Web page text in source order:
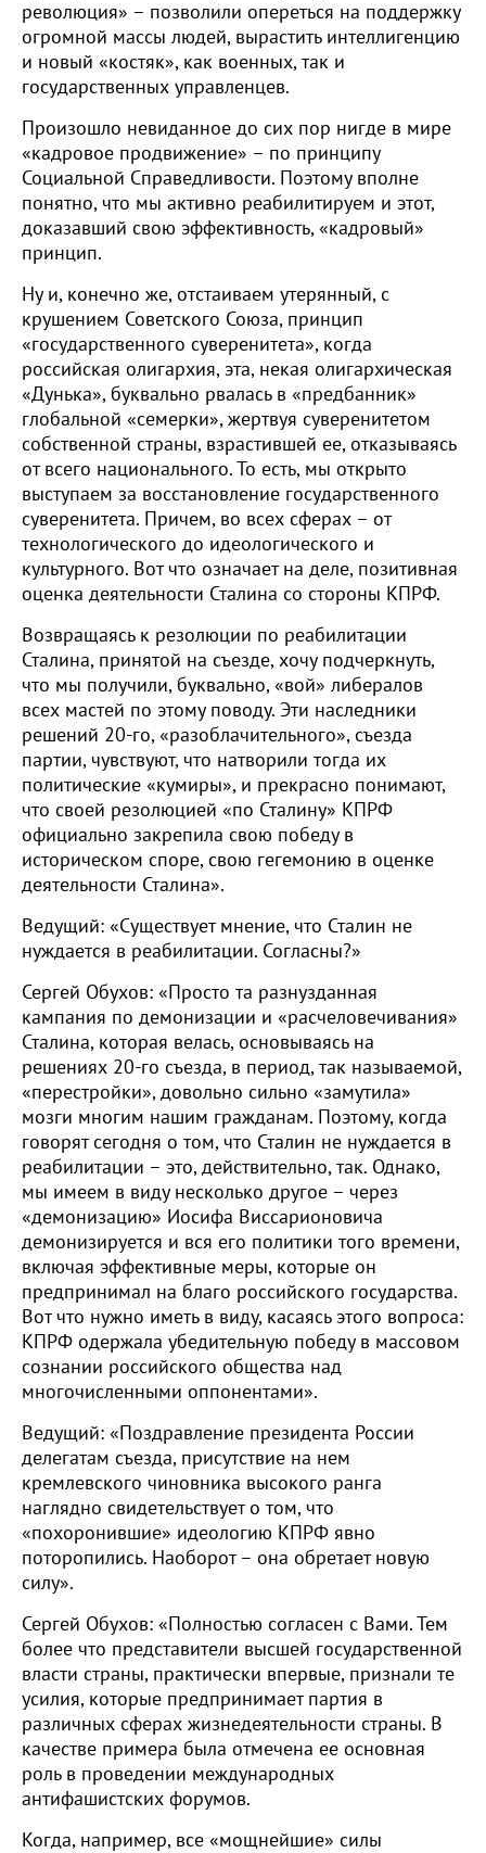
революция» – позволили опереться на поддержку
огромной массы людей, вырастить интеллигенцию
и новый «костяк», как военных, так и
государственных управленцев.
Произошло невиданное до сих пор нигде в мире
«кадровое продвижение» – по принципу
Социальной Справедливости. Поэтому вполне
понятно, что мы активно реабилитируем и этот,
доказавший свою эффективность, «кадровый»
принцип.
Ну и, конечно же, отстаиваем утерянный, с
крушением Советского Союза, принцип
«государственного суверенитета», когда
российская олигархия, эта, некая олигархическая
«Дунька», буквально рвалась в «предбанник»
глобальной «семерки», жертвуя суверенитетом
собственной страны, взрастившей ее, отказываясь
от всего национального. То есть, мы открыто
выступаем за восстановление государственного
суверенитета. Причем, во всех сферах – от
технологического до идеологического и
культурного. Вот что означает на деле, позитивная
оценка деятельности Сталина со стороны КПРФ.
Возвращаясь к резолюции по реабилитации
Сталина, принятой на съезде, хочу подчеркнуть,
что мы получили, буквально, «вой» либералов
всех мастей по этому поводу. Эти наследники
решений 20-го, «разоблачительного», съезда
партии, чувствуют, что натворили тогда их
политические «кумиры», и прекрасно понимают,
что своей резолюцией «по Сталину» КПРФ
официально закрепила свою победу в
историческом споре, свою гегемонию в оценке
деятельности Сталина».
Ведущий: «Существует мнение, что Сталин не
нуждается в реабилитации. Согласны?»
Сергей Обухов: «Просто та разнузданная
кампания по демонизации и «расчеловечивания»
Сталина, которая велась, основываясь на
решениях 20-го съезда, в период, так называемой,
«перестройки», довольно сильно «замутила»
мозги многим нашим гражданам. Поэтому, когда
говорят сегодня о том, что Сталин не нуждается в
реабилитации – это, действительно, так. Однако,
мы имеем в виду несколько другое – через
«демонизацию» Иосифа Виссарионовича
демонизируется и вся его политики того времени,
включая эффективные меры, которые он
предпринимал на благо российского государства.
Вот что нужно иметь в виду, касаясь этого вопроса:
КПРФ одержала убедительную победу в массовом
сознании российского общества над
многочисленными оппонентами».
Ведущий: «Поздравление президента России
делегатам съезда, присутствие на нем
кремлевского чиновника высокого ранга
наглядно свидетельствует о том, что
«похоронившие» идеологию КПРФ явно
поторопились. Наоборот – она обретает новую
силу».
Сергей Обухов: «Полностью согласен с Вами. Тем
более что представители высшей государственной
власти страны, практически впервые, признали те
усилия, которые предпринимает партия в
различных сферах жизнедеятельности страны. В
качестве примера была отмечена ее основная
роль в проведении международных
антифашистских форумов.
Когда, например, все «мощнейшие» силы